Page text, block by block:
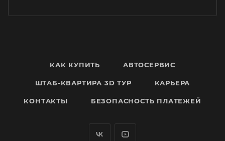
КАК КУПИТЬ АВТОСЕРВИС
ШТАБ-КВАРТИРА 3D ТУР КАРЬЕРА
КОНТАКТЫ БЕЗОПАСНОСТЬ ПЛАТЕЖЕЙ